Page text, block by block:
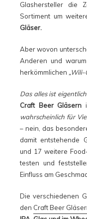
Glashersteller die
Sortiment um
Gläser.
Aber wovon
Anderen und
herkömmlichen „Wili-
Das alles ist
Craft Beer Gläsern
wahrscheinlich für
– nein, das
damit entstehende
und 17 weitere
testen und
Einfluss am
Die verschiedenen
den Craft Beer